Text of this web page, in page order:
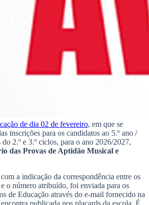
de dia 02 de fevereiro, em que se
inscrições para os candidatos ao 5.º ano /
do 2.º e 3.º ciclos, para o ano 2026/2027,
das Provas de Aptidão Musical e
a indicação da correspondência entre os
o número atribuído, foi enviada para os
de Educação através do e-mail fornecido na